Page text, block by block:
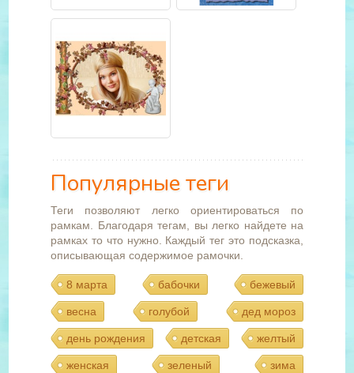
Популярные теги
Теги позволяют легко ориентироваться по
рамкам. Благодаря тегам, вы легко найдете на
рамках то что нужно. Каждый тег это подсказка,
описывающая содержимое рамочки.
8 марта бабочки бежевый
весна голубой дед мороз
день рождения детская желтый
женская зеленый зима